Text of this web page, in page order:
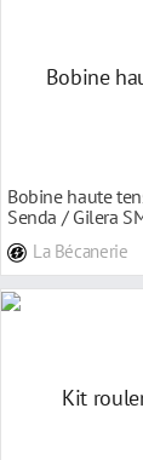
Bobine haute
Senda / Gilera
La Bécanerie